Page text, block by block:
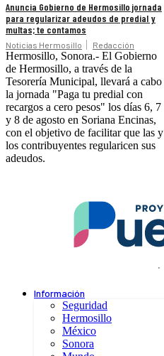
Anuncia Gobierno de Hermosillo jornada
para regularizar adeudos de predial y
multas; te contamos
Noticias Hermosillo Redacción
Hermosillo, Sonora.- El Gobierno
de Hermosillo, a través de la
Tesorería Municipal, llevará a cabo
la jornada "Paga tu predial con
recargos a cero pesos" los días 6, 7
y 8 de agosto en Soriana Encinas,
con el objetivo de facilitar que las y
los contribuyentes regularicen sus
adeudos.
.
Información
Seguridad
Hermosillo
México
Sonora